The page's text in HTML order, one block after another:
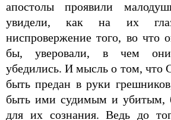
апостолы проявили
увидели, как на их
ниспровержение того, во что
бы, уверовали, в чем
убедились. И мысль о том,
быть предан в руки
быть ими судимым и убитым,
для их сознания. Ведь до